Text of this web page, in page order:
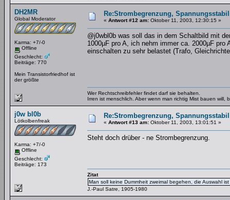
DH2MR
Global Moderator
Karma: +7/-0
Offline
Geschlecht:
Beiträge: 770
Mein Transistorfriedhof ist
der größte
Re:Strombegrenzung,
« Antwort #12 am: Oktober 11, 2003, 12:30:15 »
@j0wbl0b was soll das in dem Schaltbild mit
1000µF pro A, ich nehm immer ca. 2000µF
einschalten zu sehr belastet (Trafo,
Wer Rechtschreibfehler findet darf sie behalten.
Irren ist menschlich. Aber wenn man richtig Mist bauen will,
j0w bl0b
Lötkolbenfreak
Karma: +7/-0
Offline
Geschlecht:
Beiträge: 173
Re:Strombegrenzung,
« Antwort #13 am: Oktober 11, 2003, 13:01:51 »
Steht doch drüber - ne Strombegrenzung.
Zitat
Man soll keine Dummheit zweimal begehen, die Auswahl
J.-Paul Satre, 1905-1980